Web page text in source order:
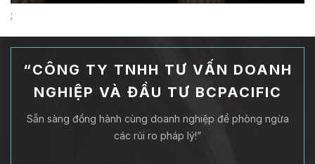
;
“CÔNG TY TNHH TƯ VẤN DOANH
NGHIỆP VÀ ĐẦU TƯ BCPACIFIC
Sẵn sàng đồng hành cùng doanh nghiệp để phòng ngừa
các rủi ro pháp lý!”